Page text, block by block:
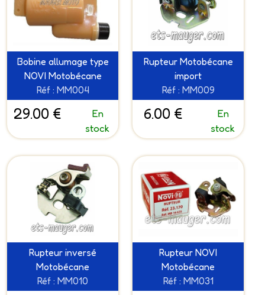
Bobine allumage type
NOVI Motobécane
Réf : MM004
29.00 €
En
stock
Rupteur Motobécane
import
Réf : MM009
6.00 €
En
stock
Rupteur inversé
Motobécane
Réf : MM010
Rupteur NOVI
Motobécane
Réf : MM031